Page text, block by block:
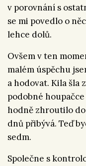
v porovnání s
se mi povedlo o
lehce dolů.
Ovšem v ten
malém úspěchu
a hodovat. Kila šla
podobné
hodně zhroutilo do
dnů přibývá. Teď
sedm.
Společne s